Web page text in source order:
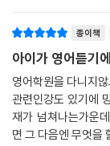
종이책
아이가 영어듣기
영어학원을 다니지
관련인강도 있기에
재가 넘쳐나는가운
면 그 다음엔 무엇을